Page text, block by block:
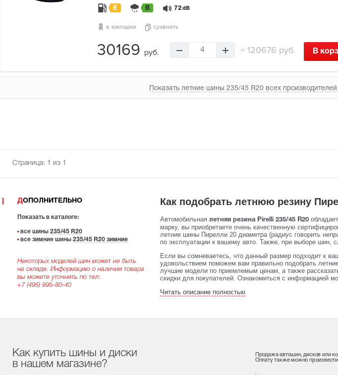
E B 72 dB
в закладки сравнить
30169 руб. 4 = 120676 руб. В
Показать летние шины 235/45 R20 всех производителей
Страница: 1 из 1
ДОПОЛНИТЕЛЬНО
Показать в каталоге:
все шины 235/45 R20
все зимние шины 235/45 R20 зимние
Некоторых моделей шин может не быть
на складе. Информацию о наличии товара
вы можете уточнить по тел:
+7 (495) 995-80-40
Как подобрать летнюю резину
Автомобильная летняя резина Pirelli 235/45 R20
марку, вы приобретаете очень качественную
летние шины Пирелли 20 диаметра (радиус говорить
по эксплуатации к вашему авто. Также, при выборе шин,
Если вы сомневаетесь, что данный размер подходит к
удовольствием поможем вам правильно подобрать
лучшие модели по приемлемым ценам, а также
скидки для покупателей. Ознакомиться с информацией
Читать описание полностью
Как купить шины и диски
в нашем магазине?
Продажа автошин, дисков или
Оплату также можно